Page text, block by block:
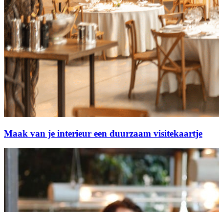
Maak van je interieur een duurzaam visitekaartje